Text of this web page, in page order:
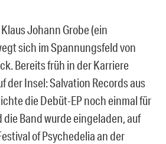
Johann Grobe (ein
sich im Spannungsfeld von
Bereits früh in der Karriere
der Insel: Salvation Records aus
die Debüt-EP noch einmal für
Band wurde eingeladen, auf
of Psychedelia an der